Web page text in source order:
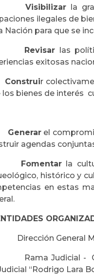
Visibilizar la
ilegales de
Nación para que se
Revisarlas
exitosas
Construir
los bienes de interés
Generarel
agendas
Fomentar la
histórico y
en estas
Dirección General
Rama Judicial -
“Rodrigo Lara